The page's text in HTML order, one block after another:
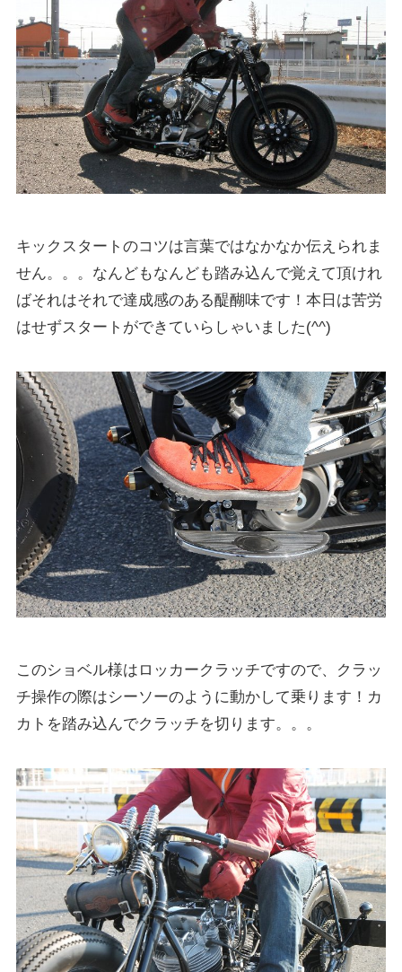
キックスタートのコツは言葉ではなかなか伝えられま
せん。。。なんどもなんども踏み込んで覚えて頂けれ
ばそれはそれで達成感のある醍醐味です！本日は苦労
はせずスタートができていらしゃいました(^^)
このショベル様はロッカークラッチですので、クラッ
チ操作の際はシーソーのように動かして乗ります！カ
カトを踏み込んでクラッチを切ります。。。